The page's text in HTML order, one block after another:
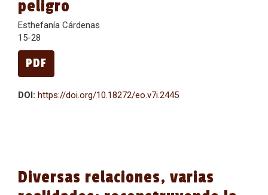
peligro
Esthefanía Cárdenas
15-28
PDF
DOI: https://doi.org/10.18272/eo.v7i.2445
Diversas relaciones, varias